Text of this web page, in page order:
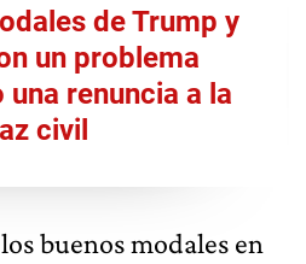
de Trump y
un problema
renuncia a la
civil
buenos modales en